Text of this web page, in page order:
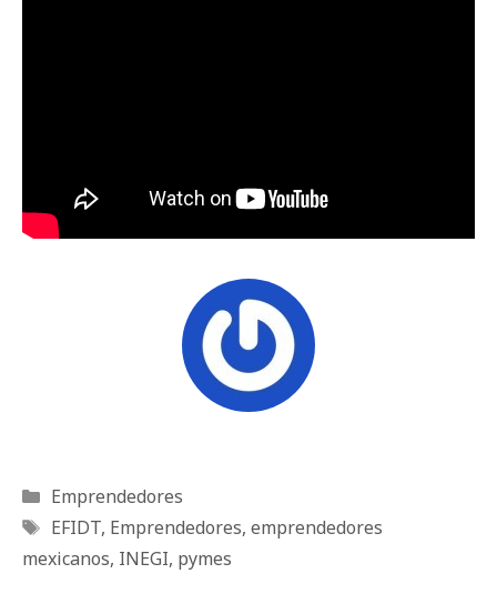
Categorías
Emprendedores
Etiquetas
EFIDT, Emprendedores, emprendedores
mexicanos, INEGI, pymes